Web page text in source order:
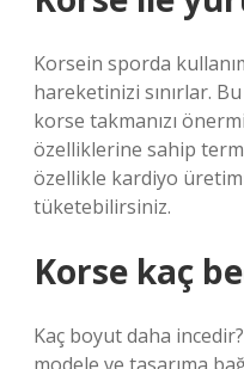
Korsein sporda
hareketinizi sınırlar.
korse takmanızı
özelliklerine sahip
özellikle kardiyo
tüketebilirsiniz.
Korse kaç
Kaç boyut daha